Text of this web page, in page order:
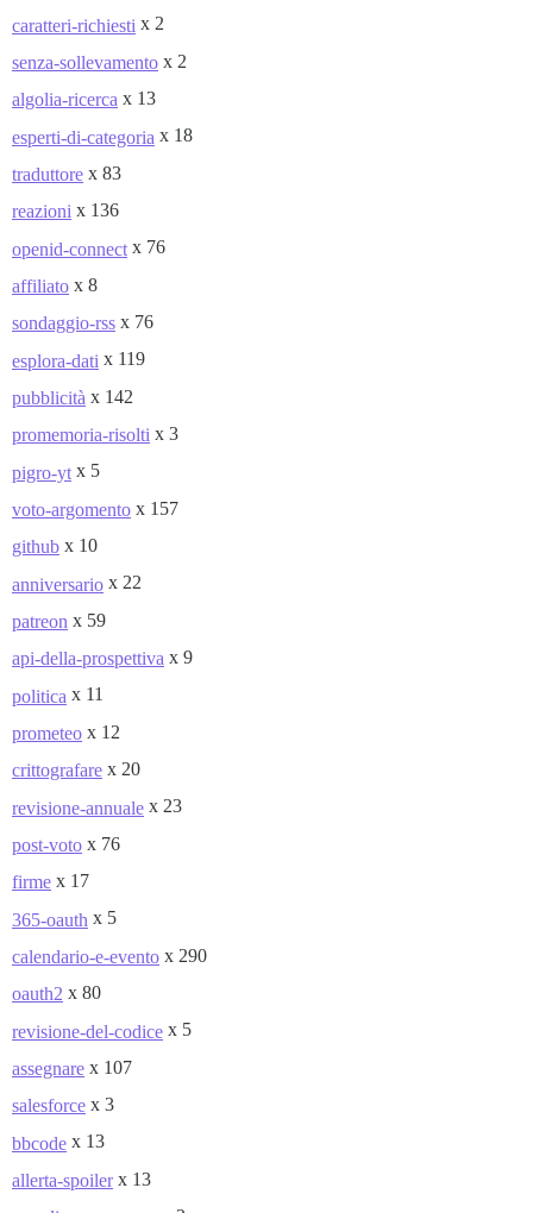
caratteri-richiesti x 2
senza-sollevamento x 2
algolia-ricerca x 13
esperti-di-categoria x 18
traduttore x 83
reazioni x 136
openid-connect x 76
affiliato x 8
sondaggio-rss x 76
esplora-dati x 119
pubblicità x 142
promemoria-risolti x 3
pigro-yt x 5
voto-argomento x 157
github x 10
anniversario x 22
patreon x 59
api-della-prospettiva x 9
politica x 11
prometeo x 12
crittografare x 20
revisione-annuale x 23
post-voto x 76
firme x 17
365-oauth x 5
calendario-e-evento x 290
oauth2 x 80
revisione-del-codice x 5
assegnare x 107
salesforce x 3
bbcode x 13
allerta-spoiler x 13